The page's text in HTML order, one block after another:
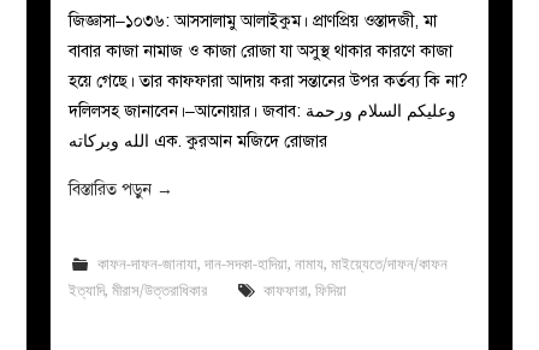
জিজ্ঞাসা–১০৩৬: আসসালামু আলাইকুম। প্রাণপ্রিয় ওস্তাদজী, মা
বাবার কাজা নামাজ ও কাজা রোজা যা অসুস্থ থাকার কারণে কাজা
হয়ে গেছে। তার কাফফারা আদায় করা সন্তানের উপর কর্তব্য কি না?
দলিলসহ জানাবেন।–আনোয়ার। জবাব: وعليكم السلام ورحمة
الله وبركاته এক. কুরআন মজিদে রোজার
বিস্তারিত পড়ুন →
কাফন-দাফন-জানাযা, দান-সদকা-হাদিয়া, নামায, মাইয়্যেতে/দাফন/কাফন
ইত্যাদি,মীরাস/উত্তরাধিকার কাফফারা, ফিদিয়া